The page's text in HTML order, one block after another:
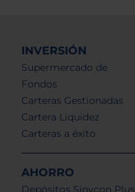
INVERSIÓN
Supermercado de
Fondos
Carteras Gestionadas
Cartera Liquidez
Carteras a éxito
AHORRO
Depósitos Sinycon Plus